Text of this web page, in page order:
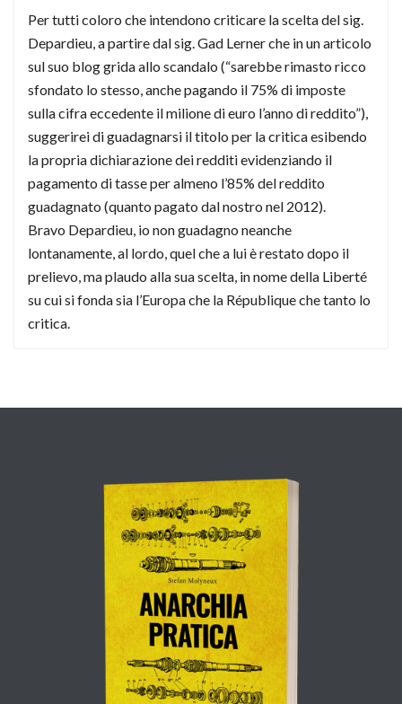
Per tutti coloro che intendono criticare la scelta del sig.
Depardieu, a partire dal sig. Gad Lerner che in un articolo
sul suo blog grida allo scandalo (“sarebbe rimasto ricco
sfondato lo stesso, anche pagando il 75% di imposte
sulla cifra eccedente il milione di euro l’anno di reddito”),
suggerirei di guadagnarsi il titolo per la critica esibendo
la propria dichiarazione dei redditi evidenziando il
pagamento di tasse per almeno l’85% del reddito
guadagnato (quanto pagato dal nostro nel 2012).
Bravo Depardieu, io non guadagno neanche
lontanamente, al lordo, quel che a lui è restato dopo il
prelievo, ma plaudo alla sua scelta, in nome della Liberté
su cui si fonda sia l’Europa che la République che tanto lo
critica.